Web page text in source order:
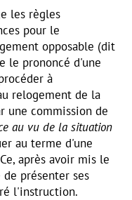
les règles
pour le
opposable (dit
le prononcé d'une
à
relogement de la
une commission de
au vu de la situation
au terme d'une
après avoir mis le
présenter ses
l'instruction.